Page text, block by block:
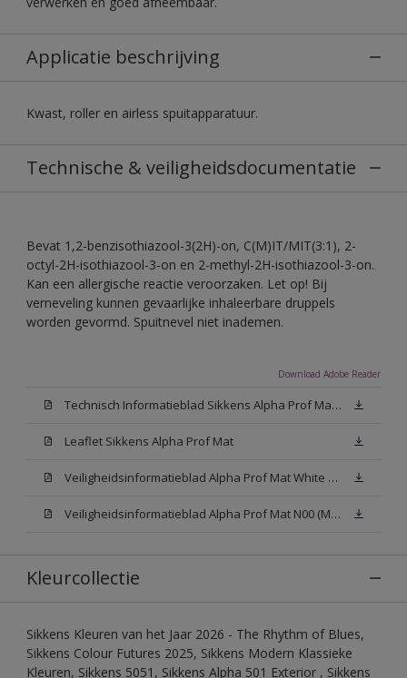
Applicatie beschrijving
Kwast, roller en airless spuitapparatuur.
Technische & veiligheidsdocumentatie
Bevat 1,2-benzisothiazool-3(2H)-on, C(M)IT/MIT(3:1), 2-
octyl-2H-isothiazool-3-on en 2-methyl-2H-isothiazool-3-on.
Kan een allergische reactie veroorzaken. Let op! Bij
verneveling kunnen gevaarlijke inhaleerbare druppels
worden gevormd. Spuitnevel niet inademen.
Download Adobe Reader
Technisch Informatieblad Sikkens Alpha Prof Mat(PDF)
Leaflet Sikkens Alpha Prof Mat
Veiligheidsinformatieblad Alpha Prof Mat White W05 (MSDS)
Veiligheidsinformatieblad Alpha Prof Mat N00 (MSDS)
Kleurcollectie
Sikkens Kleuren van het Jaar 2026 - The Rhythm of Blues,
Sikkens Colour Futures 2025, Sikkens Modern Klassieke
Kleuren, Sikkens 5051, Sikkens Alpha 501 Exterior , Sikkens